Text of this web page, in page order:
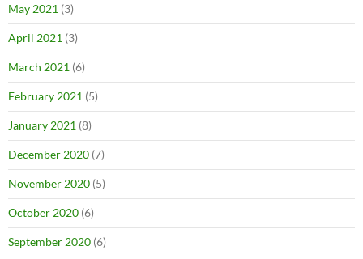
May 2021 (3)
April 2021 (3)
March 2021 (6)
February 2021 (5)
January 2021 (8)
December 2020 (7)
November 2020 (5)
October 2020 (6)
September 2020 (6)